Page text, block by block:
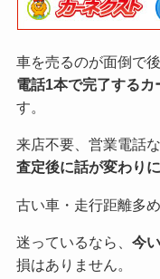
車を売るのが面倒で
電話1本で完了する
す。
来店不要、営業電話な
査定後に話が変わり
古い車・走行距離多め
迷っているなら、 今
損はありません。